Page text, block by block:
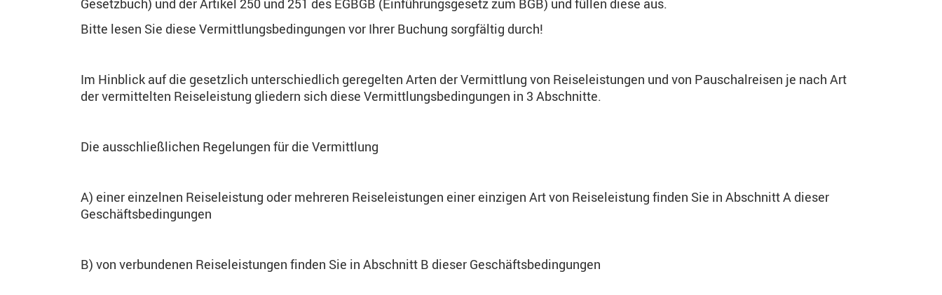
Gesetzbuch) und der Artikel 250 und 251 des EGBGB (Einführungsgesetz zum BGB) und füllen diese aus.
Bitte lesen Sie diese Vermittlungsbedingungen vor Ihrer Buchung sorgfältig durch!
Im Hinblick auf die gesetzlich unterschiedlich geregelten Arten der Vermittlung von Reiseleistungen und von Pauschalreisen je nach Art
der vermittelten Reiseleistung gliedern sich diese Vermittlungsbedingungen in 3 Abschnitte.
Die ausschließlichen Regelungen für die Vermittlung
A) einer einzelnen Reiseleistung oder mehreren Reiseleistungen einer einzigen Art von Reiseleistung finden Sie in Abschnitt A dieser
Geschäftsbedingungen
B) von verbundenen Reiseleistungen finden Sie in Abschnitt B dieser Geschäftsbedingungen